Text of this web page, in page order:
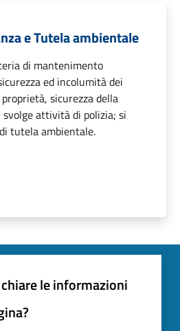
e Tutela ambientale
di mantenimento
ed incolumità dei
sicurezza della
attività di polizia; si
tutela ambientale.
le informazioni